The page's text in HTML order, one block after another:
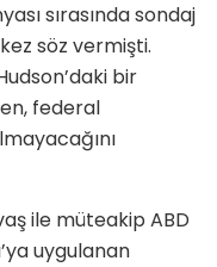
sırasında sondaj
söz vermişti.
bir
federal
ile müteakip ABD
uygulanan